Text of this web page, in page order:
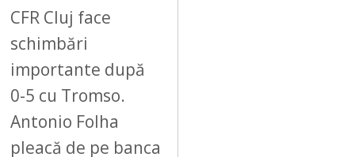
CFR Cluj face
schimbări
importante după
0-5 cu Tromso.
Antonio Folha
pleacă de pe banca